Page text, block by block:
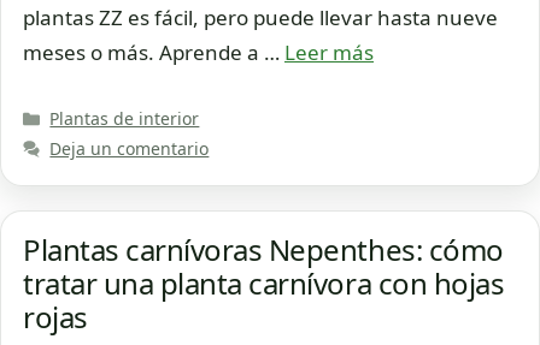
plantas ZZ es fácil, pero puede llevar hasta nueve
meses o más. Aprende a … Leer más
Categorías
Plantas de interior
Deja un comentario
Plantas carnívoras Nepenthes: cómo
tratar una planta carnívora con hojas
rojas